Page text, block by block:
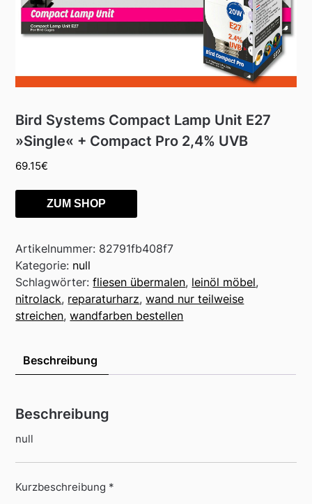
Bird Systems Compact Lamp Unit E27
»Single« + Compact Pro 2,4% UVB
69.15€
ZUM SHOP
Artikelnummer: 82791fb408f7
Kategorie: null
Schlagwörter:fliesen übermalen, leinöl möbel,
nitrolack, reparaturharz,wand nur teilweise
streichen,wandfarben bestellen
Beschreibung
Beschreibung
null
Kurzbeschreibung *